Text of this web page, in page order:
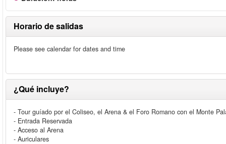
Horario de salidas
Please see calendar for dates and time
¿Qué incluye?
- Tour guíado por el Coliseo, el Arena & el Foro Romano con el Monte
- Entrada Reservada
- Acceso al Arena
- Auriculares